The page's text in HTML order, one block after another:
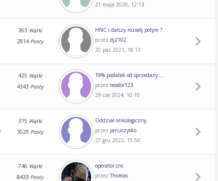
21 maja 2020, 12:13
363 Wątki
2814 Posty
HNC i dalszy rozwój potym ?
przez dj2102
20 paź 2021, 18:13
425 Wątki
4343 Posty
19% podatek od sprzedazy ...
przez teodor123
29 cze 2024, 10:10
315 Wątki
3029 Posty
Oddział onkologiczny
przez januszysko
27 gru 2022, 15:50
746 Wątki
8433 Posty
operator cnc
przezThomas